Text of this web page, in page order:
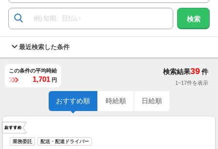
検索
最近検索した条件
この条件の平均時給
1,701 円
検索結果39件
1~17件を表示
おすすめ順 時給順 日給順
業務委託 配送・配達ドライバー